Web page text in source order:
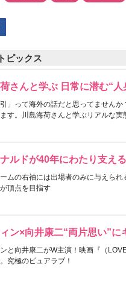
ピックス
さんと学ぶ 日常に潜む“
引」って海外の話だと思ってません
す。川島海荷さんと学ぶリアルな実
ルドが40年にわたり支え
ムの右袖には出場者のみに与えら
頂点を目指す
ン×向井康二“両片思い”に
と向井康二がW主演！映画『（
究極のピュアラブ！